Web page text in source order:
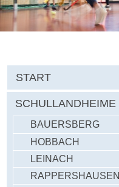
START
SCHULLANDHEIME
BAUERSBERG
HOBBACH
LEINACH
RAPPERSHAUSEN